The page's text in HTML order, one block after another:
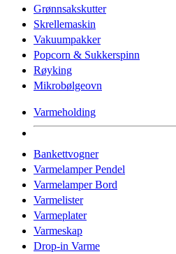
Grønnsakskutter
Skrellemaskin
Vakuumpakker
Popcorn & Sukkerspinn
Røyking
Mikrobølgeovn
Varmeholding
Bankettvogner
Varmelamper Pendel
Varmelamper Bord
Varmelister
Varmeplater
Varmeskap
Drop-in Varme